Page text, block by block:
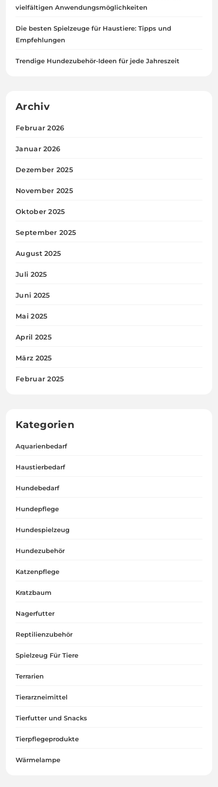
vielfältigen Anwendungsmöglichkeiten
Die besten Spielzeuge für Haustiere: Tipps und
Empfehlungen
Trendige Hundezubehör-Ideen für jede Jahreszeit
Archiv
Februar 2026
Januar 2026
Dezember 2025
November 2025
Oktober 2025
September 2025
August 2025
Juli 2025
Juni 2025
Mai 2025
April 2025
März 2025
Februar 2025
Kategorien
Aquarienbedarf
Haustierbedarf
Hundebedarf
Hundepflege
Hundespielzeug
Hundezubehör
Katzenpflege
Kratzbaum
Nagerfutter
Reptilienzubehör
Spielzeug Für Tiere
Terrarien
Tierarzneimittel
Tierfutter und Snacks
Tierpflegeprodukte
Wärmelampe